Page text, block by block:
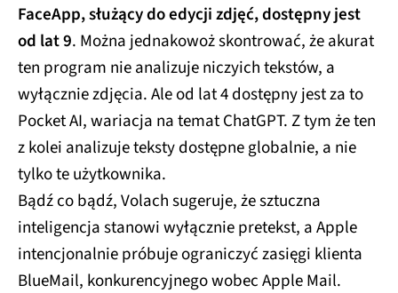
FaceApp, służący do edycji zdjęć, dostępny jest
od lat 9. Można jednakowoż skontrować, że akurat
ten program nie analizuje niczyich tekstów, a
wyłącznie zdjęcia. Ale od lat 4 dostępny jest za to
Pocket AI, wariacja na temat ChatGPT. Z tym że ten
z kolei analizuje teksty dostępne globalnie, a nie
tylko te użytkownika.
Bądź co bądź, Volach sugeruje, że sztuczna
inteligencja stanowi wyłącznie pretekst, a Apple
intencjonalnie próbuje ograniczyć zasięgi klienta
BlueMail, konkurencyjnego wobec Apple Mail.